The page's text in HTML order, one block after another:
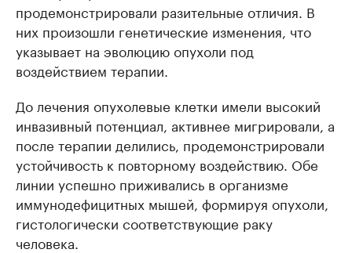
продемонстрировали разительные отличия. В
них произошли генетические изменения, что
указывает на эволюцию опухоли под
воздействием терапии.
До лечения опухолевые клетки имели высокий
инвазивный потенциал, активнее мигрировали, а
после терапии делились, продемонстрировали
устойчивость к повторному воздействию. Обе
линии успешно приживались в организме
иммунодефицитных мышей, формируя опухоли,
гистологически соответствующие раку
человека.